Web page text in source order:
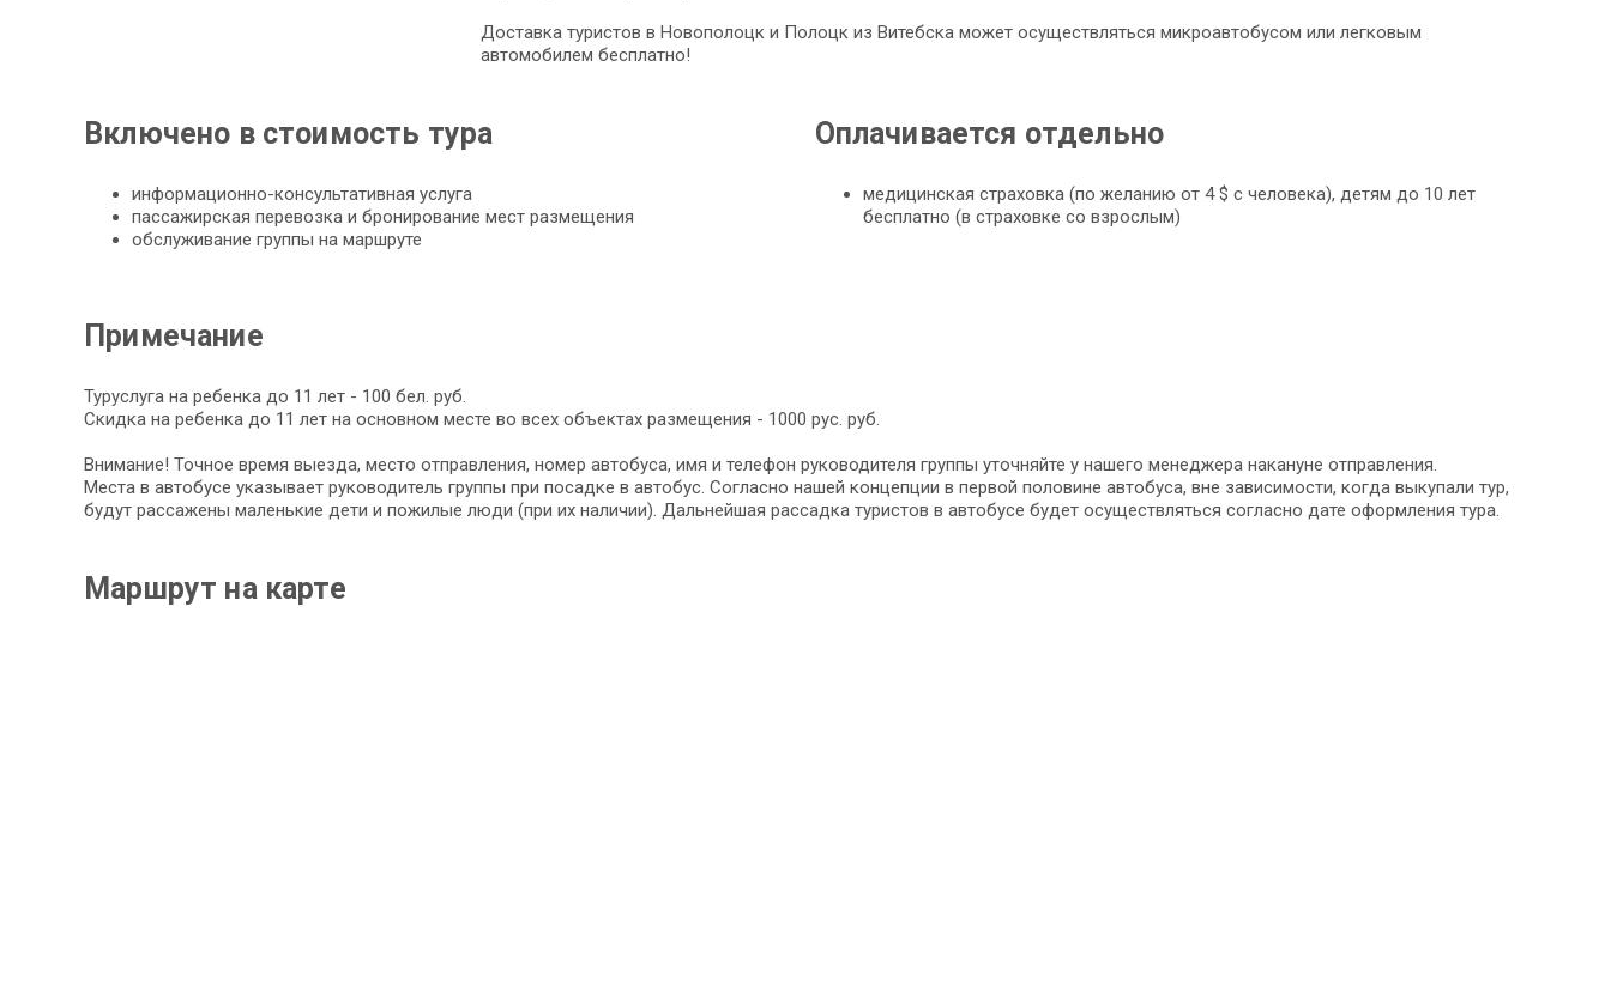
Доставка туристов в Новополоцк и Полоцк из Витебска может осуществляться микроавтобусом или легковым
автомобилем бесплатно!
Включено в стоимость тура
информационно-консультативная услуга
пассажирская перевозка и бронирование мест размещения
обслуживание группы на маршруте
Оплачивается отдельно
медицинская страховка (по желанию от 4 $ с человека), детям до 10 лет
бесплатно (в страховке со взрослым)
Примечание
Туруслуга на ребенка до 11 лет - 100 бел. руб.
Скидка на ребенка до 11 лет на основном месте во всех объектах размещения - 1000 рус. руб.
Внимание! Точное время выезда, место отправления, номер автобуса, имя и телефон руководителя группы уточняйте у нашего менеджера накануне отправления.
Места в автобусе указывает руководитель группы при посадке в автобус. Согласно нашей концепции в первой половине автобуса, вне зависимости, когда выкупали тур,
будут рассажены маленькие дети и пожилые люди (при их наличии). Дальнейшая рассадка туристов в автобусе будет осуществляться согласно дате оформления тура.
Маршрут на карте